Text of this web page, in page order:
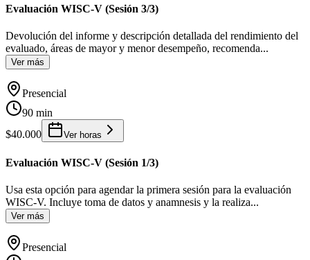
Evaluación WISC-V (Sesión 3/3)
Devolución del informe y descripción detallada del rendimiento del
evaluado, áreas de mayor y menor desempeño, recomenda...
Ver más
Presencial
90 min
$40.000
Ver horas
Evaluación WISC-V (Sesión 1/3)
Usa esta opción para agendar la primera sesión para la evaluación
WISC-V. Incluye toma de datos y anamnesis y la realiza...
Ver más
Presencial